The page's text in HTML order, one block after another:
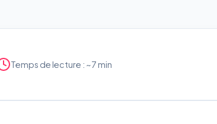
Temps de lecture : ~7 min